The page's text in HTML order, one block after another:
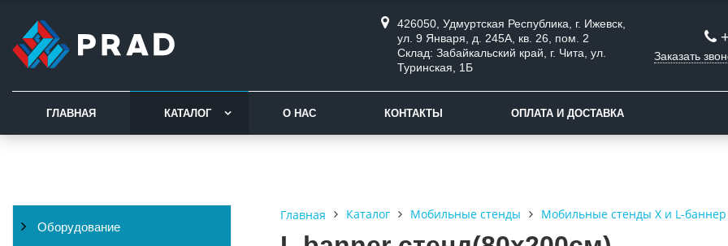
426050, Удмуртская Республика, г. Ижевск,
ул. 9 Января, д. 245А, кв. 26, пом. 2
Склад: Забайкальский край, г. Чита, ул.
Туринская, 1Б
Заказать
ГЛАВНАЯ КАТАЛОГ О НАС КОНТАКТЫ ОПЛАТА И ДОСТАВКА
Оборудование
Главная Каталог Мобильные стенды Мобильные стенды X и L-баннер